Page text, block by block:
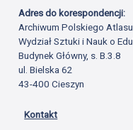
Adres do korespondencji:
Archiwum Polskiego
Wydział Sztuki i Nauk o
Budynek Główny, s. B.3.8
ul. Bielska 62
43-400 Cieszyn
Kontakt